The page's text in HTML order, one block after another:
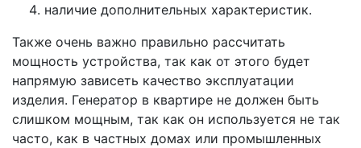
наличие дополнительных характеристик.
Также очень важно правильно рассчитать
мощность устройства, так как от этого будет
напрямую зависеть качество эксплуатации
изделия. Генератор в квартире не должен быть
слишком мощным, так как он используется не так
часто, как в частных домах или промышленных